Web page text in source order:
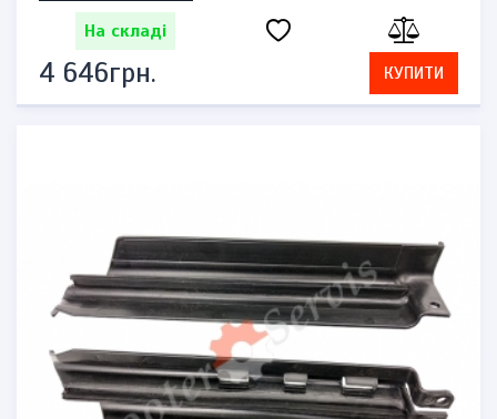
На складі
4 646грн. КУПИТИ